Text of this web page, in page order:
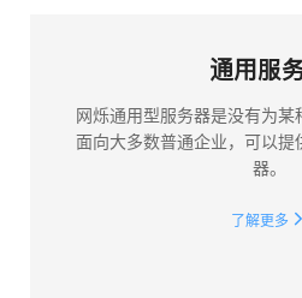
通用服
网烁通用型服务器是没有为某
面向大多数普通企业，可以
器。
了解更多